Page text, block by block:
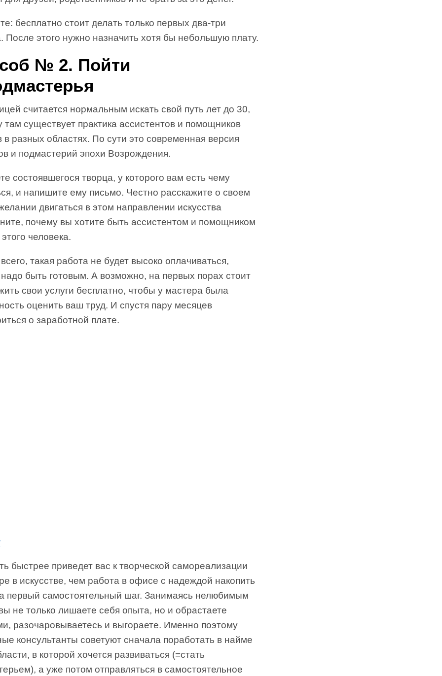
бесплатно стоит делать только первых два-три
После этого нужно назначить хотя бы небольшую плату.
№ 2. Пойти
считается нормальным искать свой путь лет до 30,
там существует практика ассистентов и помощников
в разных областях. По сути это современная версия
и подмастерий эпохи Возрождения.
состоявшегося творца, у которого вам есть чему
и напишите ему письмо. Честно расскажите о своем
двигаться в этом направлении искусства
почему вы хотите быть ассистентом и помощником
человека.
такая работа не будет высоко оплачиваться,
надо быть готовым. А возможно, на первых порах стоит
свои услуги бесплатно, чтобы у мастера была
оценить ваш труд. И спустя пару месяцев
о заработной плате.
быстрее приведет вас к творческой самореализации
в искусстве, чем работа в офисе с надеждой накопить
первый самостоятельный шаг. Занимаясь нелюбимым
не только лишаете себя опыта, но и обрастаете
разочаровываетесь и выгораете. Именно поэтому
консультанты советуют сначала поработать в найме
в которой хочется развиваться (=стать
а уже потом отправляться в самостоятельное